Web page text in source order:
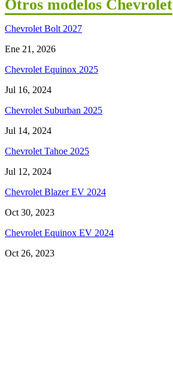
Otros modelos Chevrolet
Chevrolet Bolt 2027
Ene 21, 2026
Chevrolet Equinox 2025
Jul 16, 2024
Chevrolet Suburban 2025
Jul 14, 2024
Chevrolet Tahoe 2025
Jul 12, 2024
Chevrolet Blazer EV 2024
Oct 30, 2023
Chevrolet Equinox EV 2024
Oct 26, 2023